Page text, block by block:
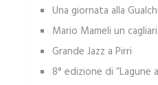
Una giornata alla
Mario Mameli un
Grande Jazz a Pirri
8° edizione di